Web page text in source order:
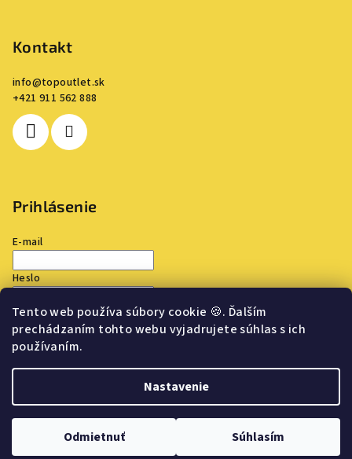
Tento web používa súbory cookie 🍪. Ďalším
prechádzaním tohto webu vyjadrujete súhlas s ich
používaním.
Nastavenie
Odmietnuť Súhlasím
Kontakt
info@topoutlet.sk
+421 911 562 888
Prihlásenie
E-mail
Heslo
Prihlásiť sa
Nová registrácia
nastavenie cookies
Vytvoril Shoptet